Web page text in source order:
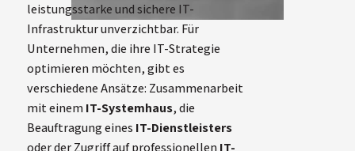
leistungsstarke und sichere IT-
Infrastruktur unverzichtbar. Für
Unternehmen, die ihre IT-Strategie
optimieren möchten, gibt es
verschiedene Ansätze: Zusammenarbeit
mit einemIT-Systemhaus, die
Beauftragung eines IT-Dienstleisters
oder der Zugriff auf professionellenIT-